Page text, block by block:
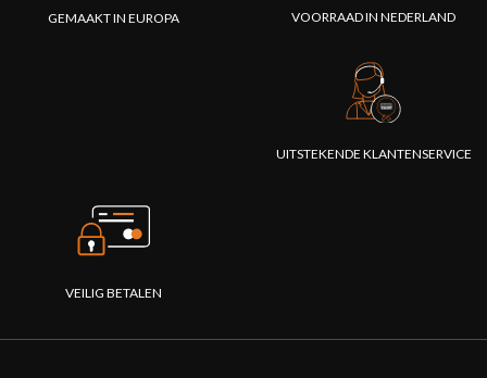
GEMAAKT IN EUROPA VOORRAAD IN NEDERLAND
UITSTEKENDE KLANTENSERVICE
VEILIG BETALEN